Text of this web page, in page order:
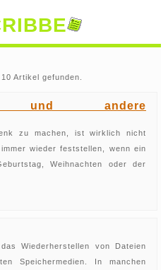
Artikel gefunden.
und andere
zu machen, ist wirklich nicht
wieder feststellen, wenn ein
Weihnachten oder der
Wiederherstellen von Dateien
Speichermedien. In manchen